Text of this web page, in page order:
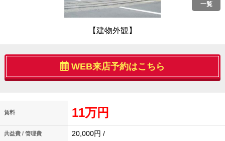
一覧
【建物外観】
WEB来店予約はこちら
賃料 11万円
共益費 / 管理費 20,000円 /